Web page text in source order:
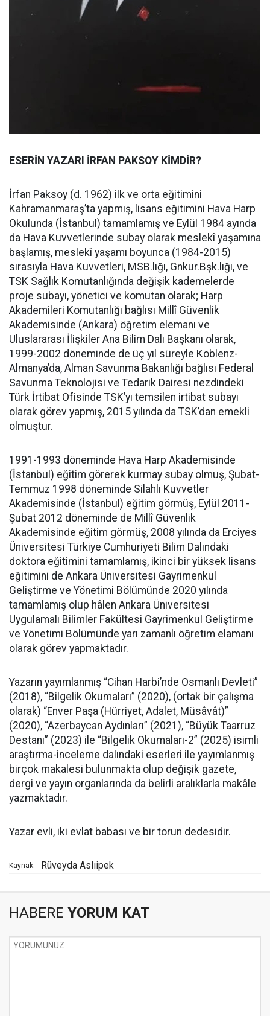
ESERİN YAZARI İRFAN PAKSOY KİMDİR?
İrfan Paksoy (d. 1962) ilk ve orta eğitimini
Kahramanmaraş’ta yapmış, lisans eğitimini Hava Harp
Okulunda (İstanbul) tamamlamış ve Eylül 1984 ayında
da Hava Kuvvetlerinde subay olarak meslekî yaşamına
başlamış, meslekî yaşamı boyunca (1984-2015)
sırasıyla Hava Kuvvetleri, MSB.lığı, Gnkur.Bşk.lığı, ve
TSK Sağlık Komutanlığında değişik kademelerde
proje subayı, yönetici ve komutan olarak; Harp
Akademileri Komutanlığı bağlısı Millî Güvenlik
Akademisinde (Ankara) öğretim elemanı ve
Uluslararası İlişkiler Ana Bilim Dalı Başkanı olarak,
1999-2002 döneminde de üç yıl süreyle Koblenz-
Almanya’da, Alman Savunma Bakanlığı bağlısı Federal
Savunma Teknolojisi ve Tedarik Dairesi nezdindeki
Türk İrtibat Ofisinde TSK’yı temsilen irtibat subayı
olarak görev yapmış, 2015 yılında da TSK’dan emekli
olmuştur.
1991-1993 döneminde Hava Harp Akademisinde
(İstanbul) eğitim görerek kurmay subay olmuş, Şubat-
Temmuz 1998 döneminde Silahlı Kuvvetler
Akademisinde (İstanbul) eğitim görmüş, Eylül 2011-
Şubat 2012 döneminde de Millî Güvenlik
Akademisinde eğitim görmüş, 2008 yılında da Erciyes
Üniversitesi Türkiye Cumhuriyeti Bilim Dalındaki
doktora eğitimini tamamlamış, ikinci bir yüksek lisans
eğitimini de Ankara Üniversitesi Gayrimenkul
Geliştirme ve Yönetimi Bölümünde 2020 yılında
tamamlamış olup hâlen Ankara Üniversitesi
Uygulamalı Bilimler Fakültesi Gayrimenkul Geliştirme
ve Yönetimi Bölümünde yarı zamanlı öğretim elamanı
olarak görev yapmaktadır.
Yazarın yayımlanmış “Cihan Harbi’nde Osmanlı Devleti”
(2018), “Bilgelik Okumaları” (2020), (ortak bir çalışma
olarak) “Enver Paşa (Hürriyet, Adalet, Müsâvât)”
(2020), “Azerbaycan Aydınları” (2021), “Büyük Taarruz
Destanı” (2023) ile “Bilgelik Okumaları-2” (2025) isimli
araştırma-inceleme dalındaki eserleri ile yayımlanmış
birçok makalesi bulunmakta olup değişik gazete,
dergi ve yayın organlarında da belirli aralıklarla makâle
yazmaktadır.
Yazar evli, iki evlat babası ve bir torun dedesidir.
Kaynak: Rüveyda Aslıipek
HABERE YORUM KAT